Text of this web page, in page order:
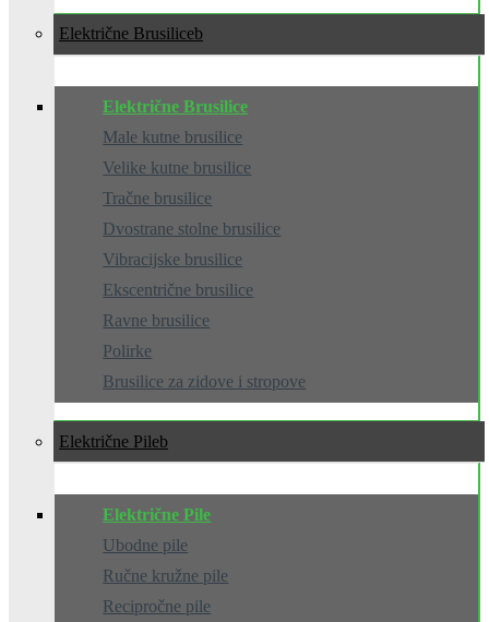
Električne Brusilice
Električne Brusilice
Male kutne brusilice
Velike kutne brusilice
Tračne brusilice
Dvostrane stolne brusilice
Vibracijske brusilice
Ekscentrične brusilice
Ravne brusilice
Polirke
Brusilice za zidove i stropove
Električne Pile
Električne Pile
Ubodne pile
Ručne kružne pile
Recipročne pile